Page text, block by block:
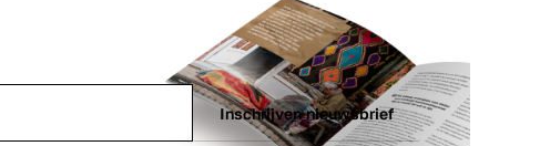
Inschrijven nieuwsbrief